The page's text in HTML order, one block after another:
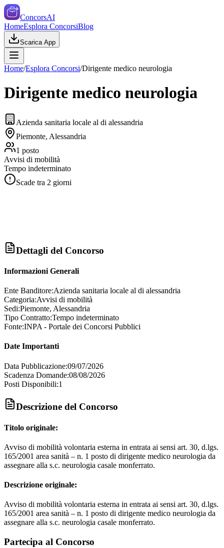
ConcorsAI
HomeEsplora ConcorsiBlog
Scarica App
Home/Esplora Concorsi/Dirigente medico neurologia
Dirigente medico neurologia
Azienda sanitaria locale al di alessandria
Piemonte, Alessandria
1 posto
Avvisi di mobilità
Tempo indeterminato
Scade tra 2 giorni
Dettagli del Concorso
Informazioni Generali
Ente Banditore:Azienda sanitaria locale al di alessandria
Categoria:Avvisi di mobilità
Sedi:Piemonte, Alessandria
Tipo Contratto:Tempo indeterminato
Fonte:INPA - Portale dei Concorsi Pubblici
Date Importanti
Data Pubblicazione:09/07/2026
Scadenza Domande:08/08/2026
Posti Disponibili:1
Descrizione del Concorso
Titolo originale:
Avviso di mobilità volontaria esterna in entrata ai sensi art. 30, d.lgs.
165/2001 area sanità – n. 1 posto di dirigente medico neurologia da
assegnare alla s.c. neurologia casale monferrato.
Descrizione originale:
Avviso di mobilità volontaria esterna in entrata ai sensi art. 30, d.lgs.
165/2001 area sanità – n. 1 posto di dirigente medico neurologia da
assegnare alla s.c. neurologia casale monferrato.
Partecipa al Concorso